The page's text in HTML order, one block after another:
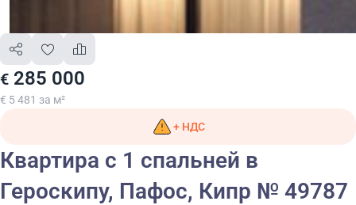
€ 285 000
€ 5 481 за м²
+ НДС
Квартира с 1 спальней в
Героскипу, Пафос, Кипр № 49787